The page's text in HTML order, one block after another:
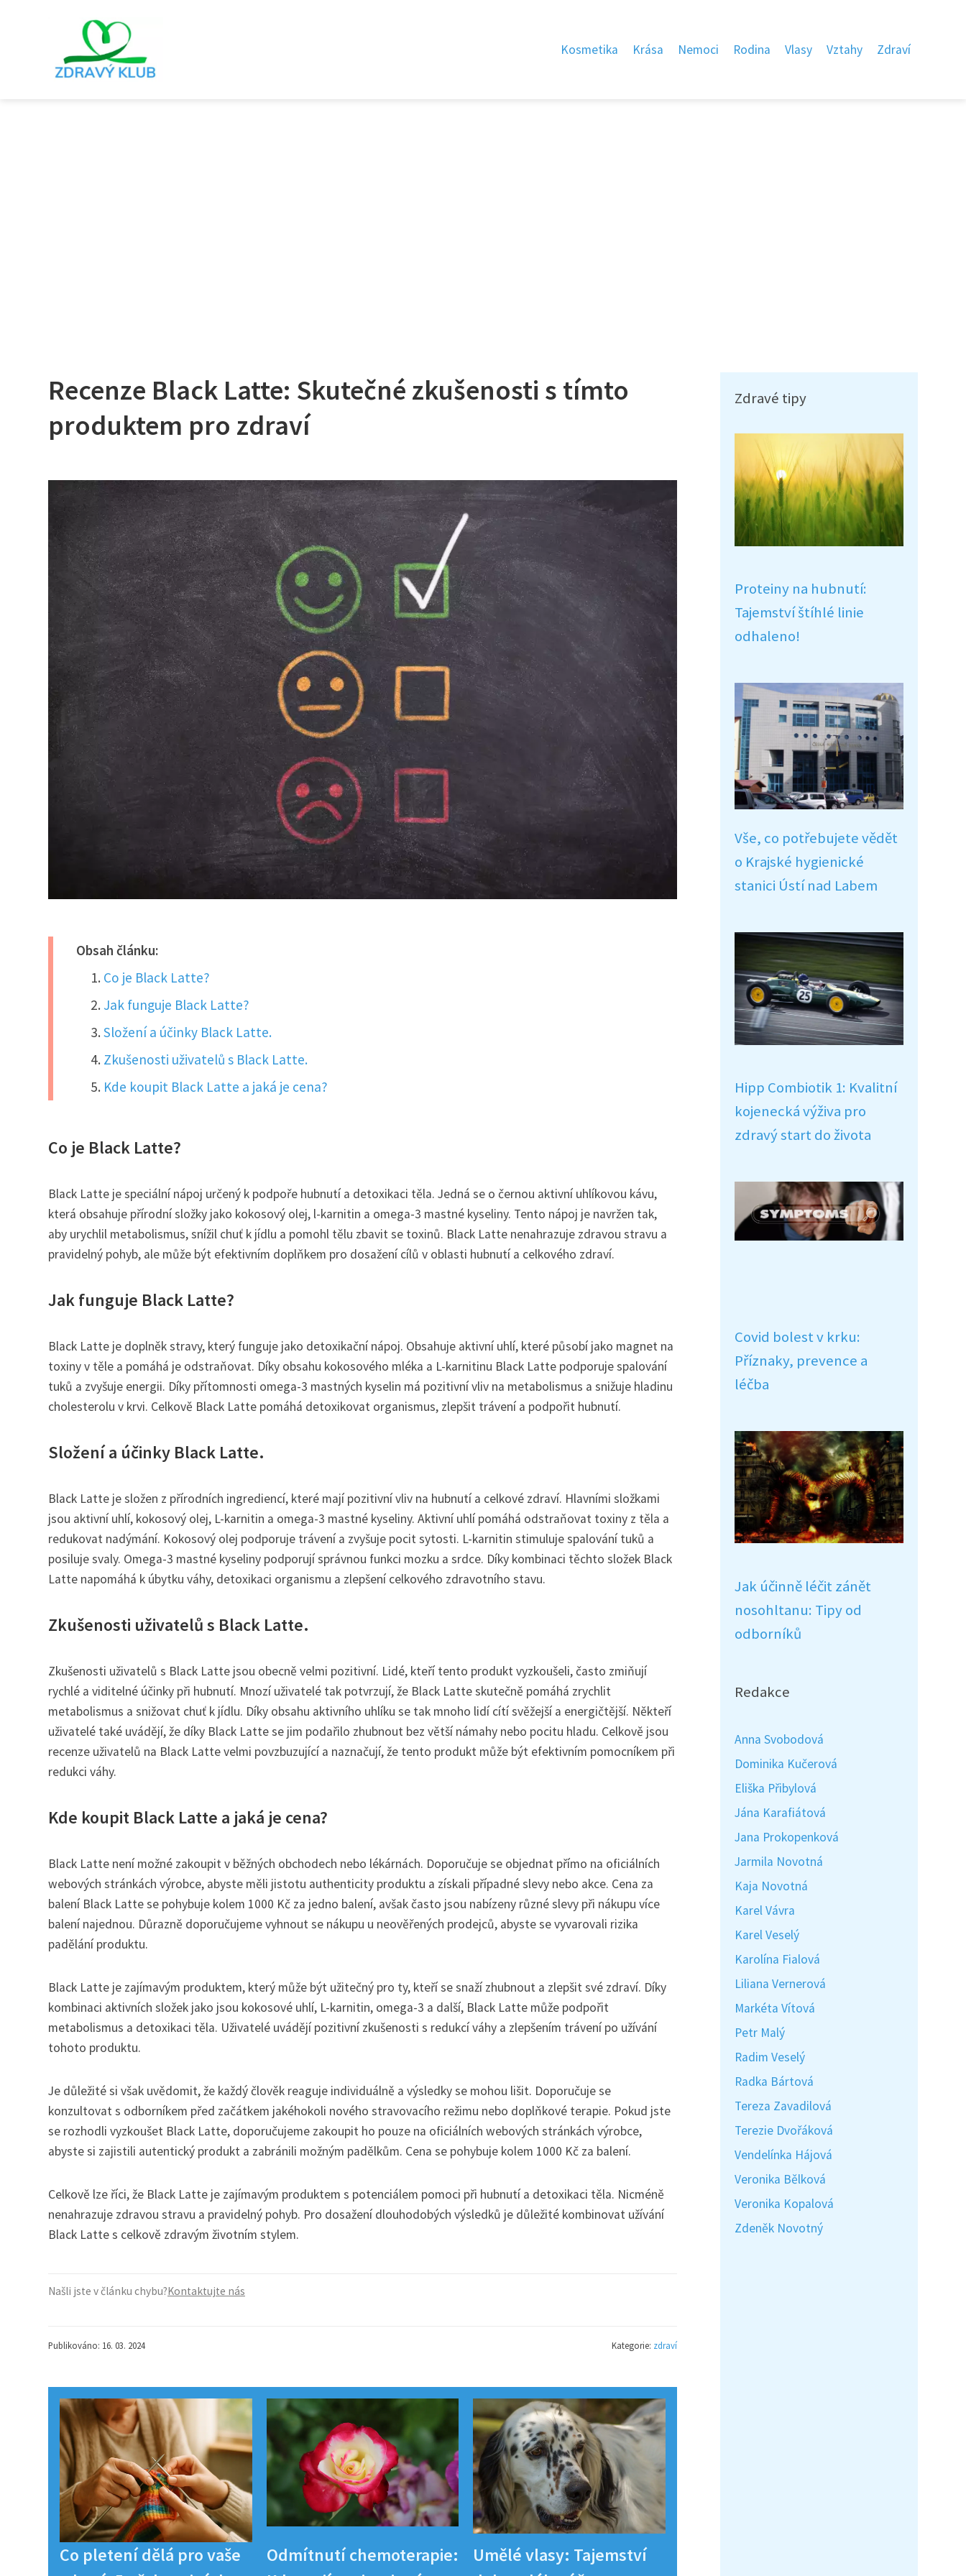
Kosmetika Krása Nemoci Rodina Vlasy Vztahy Zdraví
Recenze Black Latte: Skutečné zkušenosti s tímto
produktem pro zdraví
Obsah článku:
Co je Black Latte?
Jak funguje Black Latte?
Složení a účinky Black Latte.
Zkušenosti uživatelů s Black Latte.
Kde koupit Black Latte a jaká je cena?
Co je Black Latte?
Black Latte je speciální nápoj určený k podpoře hubnutí a detoxikaci těla. Jedná se o černou aktivní uhlíkovou kávu,
která obsahuje přírodní složky jako kokosový olej, l-karnitin a omega-3 mastné kyseliny. Tento nápoj je navržen tak,
aby urychlil metabolismus, snížil chuť k jídlu a pomohl tělu zbavit se toxinů. Black Latte nenahrazuje zdravou stravu a
pravidelný pohyb, ale může být efektivním doplňkem pro dosažení cílů v oblasti hubnutí a celkového zdraví.
Jak funguje Black Latte?
Black Latte je doplněk stravy, který funguje jako detoxikační nápoj. Obsahuje aktivní uhlí, které působí jako magnet na
toxiny v těle a pomáhá je odstraňovat. Díky obsahu kokosového mléka a L-karnitinu Black Latte podporuje spalování
tuků a zvyšuje energii. Díky přítomnosti omega-3 mastných kyselin má pozitivní vliv na metabolismus a snižuje hladinu
cholesterolu v krvi. Celkově Black Latte pomáhá detoxikovat organismus, zlepšit trávení a podpořit hubnutí.
Složení a účinky Black Latte.
Black Latte je složen z přírodních ingrediencí, které mají pozitivní vliv na hubnutí a celkové zdraví. Hlavními složkami
jsou aktivní uhlí, kokosový olej, L-karnitin a omega-3 mastné kyseliny. Aktivní uhlí pomáhá odstraňovat toxiny z těla a
redukovat nadýmání. Kokosový olej podporuje trávení a zvyšuje pocit sytosti. L-karnitin stimuluje spalování tuků a
posiluje svaly. Omega-3 mastné kyseliny podporují správnou funkci mozku a srdce. Díky kombinaci těchto složek Black
Latte napomáhá k úbytku váhy, detoxikaci organismu a zlepšení celkového zdravotního stavu.
Zkušenosti uživatelů s Black Latte.
Zkušenosti uživatelů s Black Latte jsou obecně velmi pozitivní. Lidé, kteří tento produkt vyzkoušeli, často zmiňují
rychlé a viditelné účinky při hubnutí. Mnozí uživatelé tak potvrzují, že Black Latte skutečně pomáhá zrychlit
metabolismus a snižovat chuť k jídlu. Díky obsahu aktivního uhlíku se tak mnoho lidí cítí svěžejší a energičtější. Někteří
uživatelé také uvádějí, že díky Black Latte se jim podařilo zhubnout bez větší námahy nebo pocitu hladu. Celkově jsou
recenze uživatelů na Black Latte velmi povzbuzující a naznačují, že tento produkt může být efektivním pomocníkem při
redukci váhy.
Kde koupit Black Latte a jaká je cena?
Black Latte není možné zakoupit v běžných obchodech nebo lékárnách. Doporučuje se objednat přímo na oficiálních
webových stránkách výrobce, abyste měli jistotu authenticity produktu a získali případné slevy nebo akce. Cena za
balení Black Latte se pohybuje kolem 1000 Kč za jedno balení, avšak často jsou nabízeny různé slevy při nákupu více
balení najednou. Důrazně doporučujeme vyhnout se nákupu u neověřených prodejců, abyste se vyvarovali rizika
padělání produktu.
Black Latte je zajímavým produktem, který může být užitečný pro ty, kteří se snaží zhubnout a zlepšit své zdraví. Díky
kombinaci aktivních složek jako jsou kokosové uhlí, L-karnitin, omega-3 a další, Black Latte může podpořit
metabolismus a detoxikaci těla. Uživatelé uvádějí pozitivní zkušenosti s redukcí váhy a zlepšením trávení po užívání
tohoto produktu.
Je důležité si však uvědomit, že každý člověk reaguje individuálně a výsledky se mohou lišit. Doporučuje se
konzultovat s odborníkem před začátkem jakéhokoli nového stravovacího režimu nebo doplňkové terapie. Pokud jste
se rozhodli vyzkoušet Black Latte, doporučujeme zakoupit ho pouze na oficiálních webových stránkách výrobce,
abyste si zajistili autentický produkt a zabránili možným padělkům. Cena se pohybuje kolem 1000 Kč za balení.
Celkově lze říci, že Black Latte je zajímavým produktem s potenciálem pomoci při hubnutí a detoxikaci těla. Nicméně
nenahrazuje zdravou stravu a pravidelný pohyb. Pro dosažení dlouhodobých výsledků je důležité kombinovat užívání
Black Latte s celkově zdravým životním stylem.
Našli jste v článku chybu?Kontaktujte nás
Publikováno: 16. 03. 2024 Kategorie: zdraví
Co pletení dělá pro vaše
Odmítnutí chemoterapie:
Umělé vlasy: Tajemství
Zdravé tipy
Proteiny na hubnutí:
Tajemství štíhlé linie
odhaleno!
Vše, co potřebujete vědět
o Krajské hygienické
stanici Ústí nad Labem
Hipp Combiotik 1: Kvalitní
kojenecká výživa pro
zdravý start do života
Covid bolest v krku:
Příznaky, prevence a
léčba
Jak účinně léčit zánět
nosohltanu: Tipy od
odborníků
Redakce
Anna Svobodová
Dominika Kučerová
Eliška Přibylová
Jána Karafiátová
Jana Prokopenková
Jarmila Novotná
Kaja Novotná
Karel Vávra
Karel Veselý
Karolína Fialová
Liliana Vernerová
Markéta Vítová
Petr Malý
Radim Veselý
Radka Bártová
Tereza Zavadilová
Terezie Dvořáková
Vendelínka Hájová
Veronika Bělková
Veronika Kopalová
Zdeněk Novotný